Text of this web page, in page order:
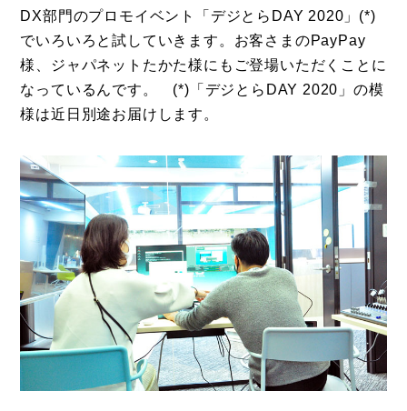
DX部門のプロモイベント「デジとらDAY 2020」(*)
でいろいろと試していきます。お客さまのPayPay
様、ジャパネットたかた様にもご登場いただくことに
なっているんです。 (*)「デジとらDAY 2020」の模
様は近日別途お届けします。